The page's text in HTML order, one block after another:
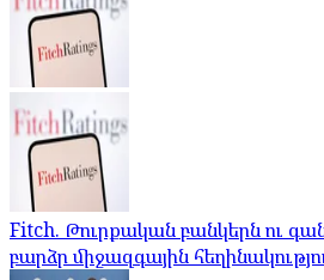
Fitch. Թուրքական բանկերն ու
բարձր միջազգային